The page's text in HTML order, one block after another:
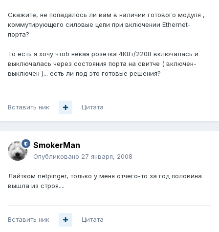
Скажите, не попадалось ли вам в наличии готового модуля ,
коммутирующего силовые цепи при включении Ethernet-
порта?
То есть я хочу чтоб некая розетка 4КВт/220В включалась и
выключалась через состояния порта на свитче ( включен-
выключен )... есть ли под это готовые решения?
Вставить ник Цитата
SmokerMan
Опубликовано 27 января, 2008
Лайтком netpinger, только у меня отчего-то за год половина
вышла из строя....
Вставить ник Цитата